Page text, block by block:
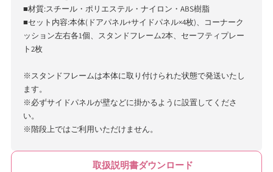
■材質:スチール・ポリエステル・ナイロン・ABS樹脂
■セット内容:本体(ドアパネル+サイドパネル×4枚)、コーナーク
ッション左右各1個、スタンドフレーム2本、セーフティプレー
ト2枚
※スタンドフレームは本体に取り付けられた状態で発送いたし
ます。
※必ずサイドパネルが壁などに掛かるように設置してくださ
い。
※階段上ではご利用いただけません。
取扱説明書ダウンロード